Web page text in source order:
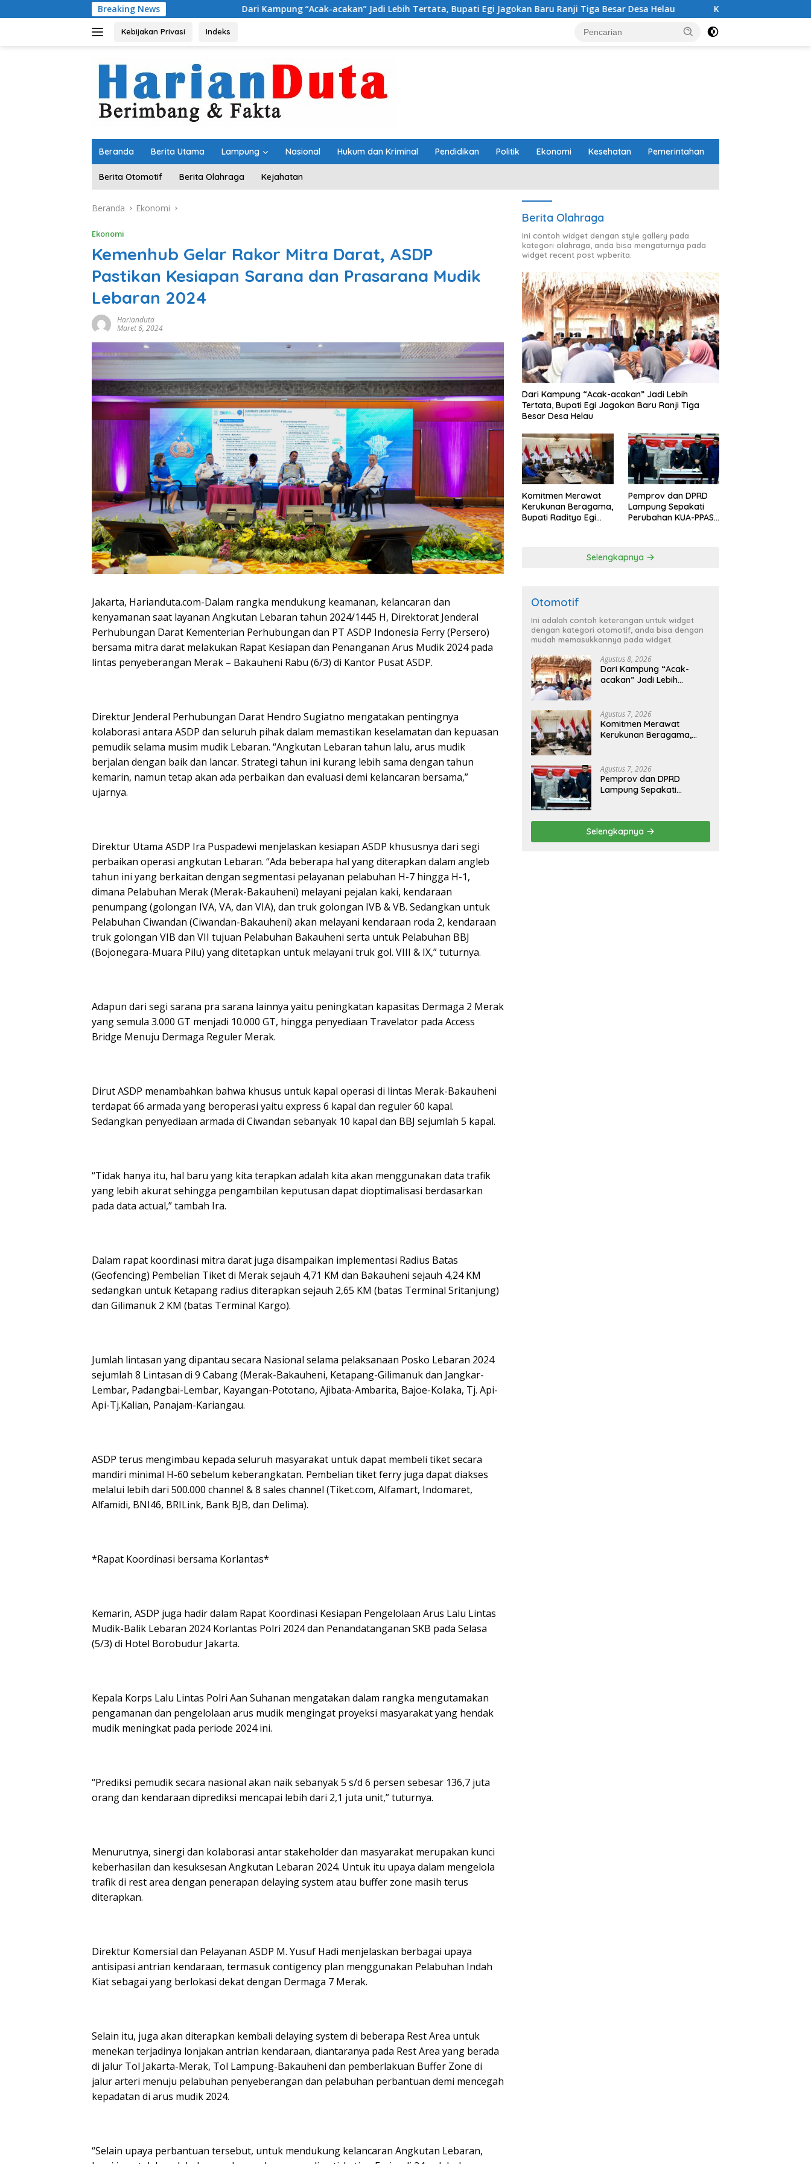
ke
Breaking NewsDari Kampung “Acak-acakan” Jadi Lebih Tertata, Bupati Egi Jagokan Baru Ranji Tiga Besar Desa Helau Komitmen Merawat Kerukunan
Kebijakan Privasi Indeks
Beranda Berita Utama Lampung Nasional Hukum dan Kriminal Pendidikan Politik Ekonomi Kesehatan Pemerintahan
Berita Otomotif Berita Olahraga Kejahatan
Beranda Ekonomi
Ekonomi
Kemenhub Gelar Rakor Mitra Darat, ASDP
Pastikan Kesiapan Sarana dan Prasarana Mudik
Lebaran 2024
Harianduta
Maret 6, 2024
Jakarta, Harianduta.com-Dalam rangka mendukung keamanan, kelancaran dan
kenyamanan saat layanan Angkutan Lebaran tahun 2024/1445 H, Direktorat Jenderal
Perhubungan Darat Kementerian Perhubungan dan PT ASDP Indonesia Ferry (Persero)
bersama mitra darat melakukan Rapat Kesiapan dan Penanganan Arus Mudik 2024 pada
lintas penyeberangan Merak – Bakauheni Rabu (6/3) di Kantor Pusat ASDP.
Direktur Jenderal Perhubungan Darat Hendro Sugiatno mengatakan pentingnya
kolaborasi antara ASDP dan seluruh pihak dalam memastikan keselamatan dan kepuasan
pemudik selama musim mudik Lebaran. “Angkutan Lebaran tahun lalu, arus mudik
berjalan dengan baik dan lancar. Strategi tahun ini kurang lebih sama dengan tahun
kemarin, namun tetap akan ada perbaikan dan evaluasi demi kelancaran bersama,”
ujarnya.
Direktur Utama ASDP Ira Puspadewi menjelaskan kesiapan ASDP khususnya dari segi
perbaikan operasi angkutan Lebaran. “Ada beberapa hal yang diterapkan dalam angleb
tahun ini yang berkaitan dengan segmentasi pelayanan pelabuhan H-7 hingga H-1,
dimana Pelabuhan Merak (Merak-Bakauheni) melayani pejalan kaki, kendaraan
penumpang (golongan IVA, VA, dan VIA), dan truk golongan IVB & VB. Sedangkan untuk
Pelabuhan Ciwandan (Ciwandan-Bakauheni) akan melayani kendaraan roda 2, kendaraan
truk golongan VIB dan VII tujuan Pelabuhan Bakauheni serta untuk Pelabuhan BBJ
(Bojonegara-Muara Pilu) yang ditetapkan untuk melayani truk gol. VIII & IX,” tuturnya.
Adapun dari segi sarana pra sarana lainnya yaitu peningkatan kapasitas Dermaga 2 Merak
yang semula 3.000 GT menjadi 10.000 GT, hingga penyediaan Travelator pada Access
Bridge Menuju Dermaga Reguler Merak.
Dirut ASDP menambahkan bahwa khusus untuk kapal operasi di lintas Merak-Bakauheni
terdapat 66 armada yang beroperasi yaitu express 6 kapal dan reguler 60 kapal.
Sedangkan penyediaan armada di Ciwandan sebanyak 10 kapal dan BBJ sejumlah 5 kapal.
“Tidak hanya itu, hal baru yang kita terapkan adalah kita akan menggunakan data trafik
yang lebih akurat sehingga pengambilan keputusan dapat dioptimalisasi berdasarkan
pada data actual,” tambah Ira.
Dalam rapat koordinasi mitra darat juga disampaikan implementasi Radius Batas
(Geofencing) Pembelian Tiket di Merak sejauh 4,71 KM dan Bakauheni sejauh 4,24 KM
sedangkan untuk Ketapang radius diterapkan sejauh 2,65 KM (batas Terminal Sritanjung)
dan Gilimanuk 2 KM (batas Terminal Kargo).
Jumlah lintasan yang dipantau secara Nasional selama pelaksanaan Posko Lebaran 2024
sejumlah 8 Lintasan di 9 Cabang (Merak-Bakauheni, Ketapang-Gilimanuk dan Jangkar-
Lembar, Padangbai-Lembar, Kayangan-Pototano, Ajibata-Ambarita, Bajoe-Kolaka, Tj. Api-
Api-Tj.Kalian, Panajam-Kariangau.
ASDP terus mengimbau kepada seluruh masyarakat untuk dapat membeli tiket secara
mandiri minimal H-60 sebelum keberangkatan. Pembelian tiket ferry juga dapat diakses
melalui lebih dari 500.000 channel & 8 sales channel (Tiket.com, Alfamart, Indomaret,
Alfamidi, BNI46, BRILink, Bank BJB, dan Delima).
*Rapat Koordinasi bersama Korlantas*
Kemarin, ASDP juga hadir dalam Rapat Koordinasi Kesiapan Pengelolaan Arus Lalu Lintas
Mudik-Balik Lebaran 2024 Korlantas Polri 2024 dan Penandatanganan SKB pada Selasa
(5/3) di Hotel Borobudur Jakarta.
Kepala Korps Lalu Lintas Polri Aan Suhanan mengatakan dalam rangka mengutamakan
pengamanan dan pengelolaan arus mudik mengingat proyeksi masyarakat yang hendak
mudik meningkat pada periode 2024 ini.
“Prediksi pemudik secara nasional akan naik sebanyak 5 s/d 6 persen sebesar 136,7 juta
orang dan kendaraan diprediksi mencapai lebih dari 2,1 juta unit,” tuturnya.
Menurutnya, sinergi dan kolaborasi antar stakeholder dan masyarakat merupakan kunci
keberhasilan dan kesuksesan Angkutan Lebaran 2024. Untuk itu upaya dalam mengelola
trafik di rest area dengan penerapan delaying system atau buffer zone masih terus
diterapkan.
Direktur Komersial dan Pelayanan ASDP M. Yusuf Hadi menjelaskan berbagai upaya
antisipasi antrian kendaraan, termasuk contigency plan menggunakan Pelabuhan Indah
Kiat sebagai yang berlokasi dekat dengan Dermaga 7 Merak.
Selain itu, juga akan diterapkan kembali delaying system di beberapa Rest Area untuk
menekan terjadinya lonjakan antrian kendaraan, diantaranya pada Rest Area yang berada
di jalur Tol Jakarta-Merak, Tol Lampung-Bakauheni dan pemberlakuan Buffer Zone di
jalur arteri menuju pelabuhan penyeberangan dan pelabuhan perbantuan demi mencegah
kepadatan di arus mudik 2024.
“Selain upaya perbantuan tersebut, untuk mendukung kelancaran Angkutan Lebaran,
Berita Olahraga
Ini contoh widget dengan style gallery pada
kategori olahraga, anda bisa mengaturnya pada
widget recent post wpberita.
Dari Kampung “Acak-acakan” Jadi Lebih
Tertata, Bupati Egi Jagokan Baru Ranji Tiga
Besar Desa Helau
Komitmen Merawat
Kerukunan Beragama,
Bupati Radityo Egi
Pemprov dan DPRD
Lampung Sepakati
Perubahan KUA-PPAS
Selengkapnya
Otomotif
Ini adalah contoh keterangan untuk widget
dengan kategori otomotif, anda bisa dengan
mudah memasukkannya pada widget.
Agustus 8, 2026
Dari Kampung “Acak-
acakan” Jadi Lebih
Besar Desa Helau
Agustus 7, 2026
Komitmen Merawat
Kerukunan Beragama,
Penghargaan dari HKBP
Lampung
Agustus 7, 2026
Pemprov dan DPRD
Lampung Sepakati
Selengkapnya